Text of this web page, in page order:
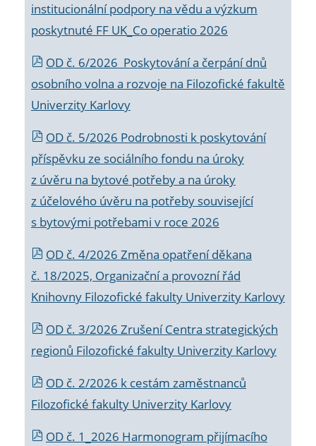
institucionální podpory na vědu a výzkum
poskytnuté FF UK_Co operatio 2026
OD č. 6/2026 Poskytování a čerpání dnů
osobního volna a rozvoje na Filozofické fakultě
Univerzity Karlovy
OD č. 5/2026 Podrobnosti k poskytování
příspěvku ze sociálního fondu na úroky
z úvěru na bytové potřeby a na úroky
z účelového úvěru na potřeby související
s bytovými potřebami v roce 2026
OD č. 4/2026 Změna opatření děkana
č. 18/2025, Organizační a provozní řád
Knihovny Filozofické fakulty Univerzity Karlovy
OD č. 3/2026 Zrušení Centra strategických
regionů Filozofické fakulty Univerzity Karlovy
OD č. 2/2026 k cestám zaměstnanců
Filozofické fakulty Univerzity Karlovy
OD č. 1_2026 Harmonogram přijímacího